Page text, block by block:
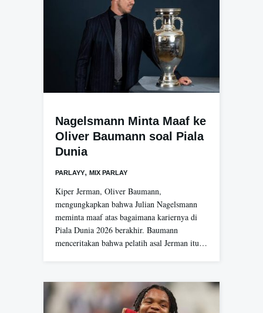
Nagelsmann Minta Maaf ke
Oliver Baumann soal Piala
Dunia
PARLAYY, MIX PARLAY
Kiper Jerman, Oliver Baumann,
mengungkapkan bahwa Julian Nagelsmann
meminta maaf atas bagaimana kariernya di
Piala Dunia 2026 berakhir. Baumann
menceritakan bahwa pelatih asal Jerman itu…